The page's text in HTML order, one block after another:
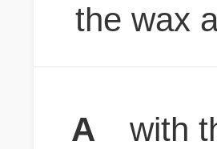
the wax
A with